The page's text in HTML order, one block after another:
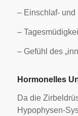
– Einschlaf- und
–
– Gefühl des
Hormonelles
Da die
Hypophysen-